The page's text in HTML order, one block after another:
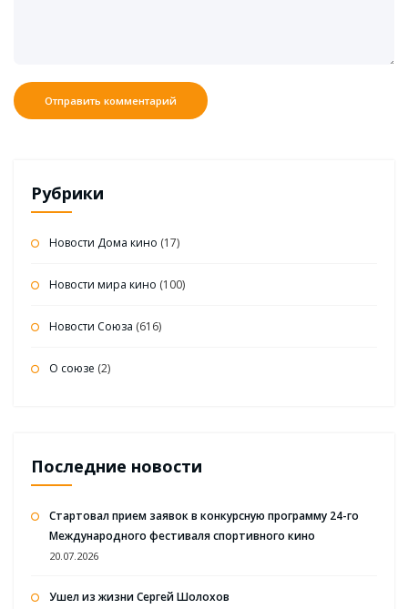
Рубрики
Новости Дома кино (17)
Новости мира кино (100)
Новости Союза (616)
О союзе (2)
Последние новости
Стартовал прием заявок в конкурсную программу 24-го
Международного фестиваля спортивного кино
20.07.2026
Ушел из жизни Сергей Шолохов